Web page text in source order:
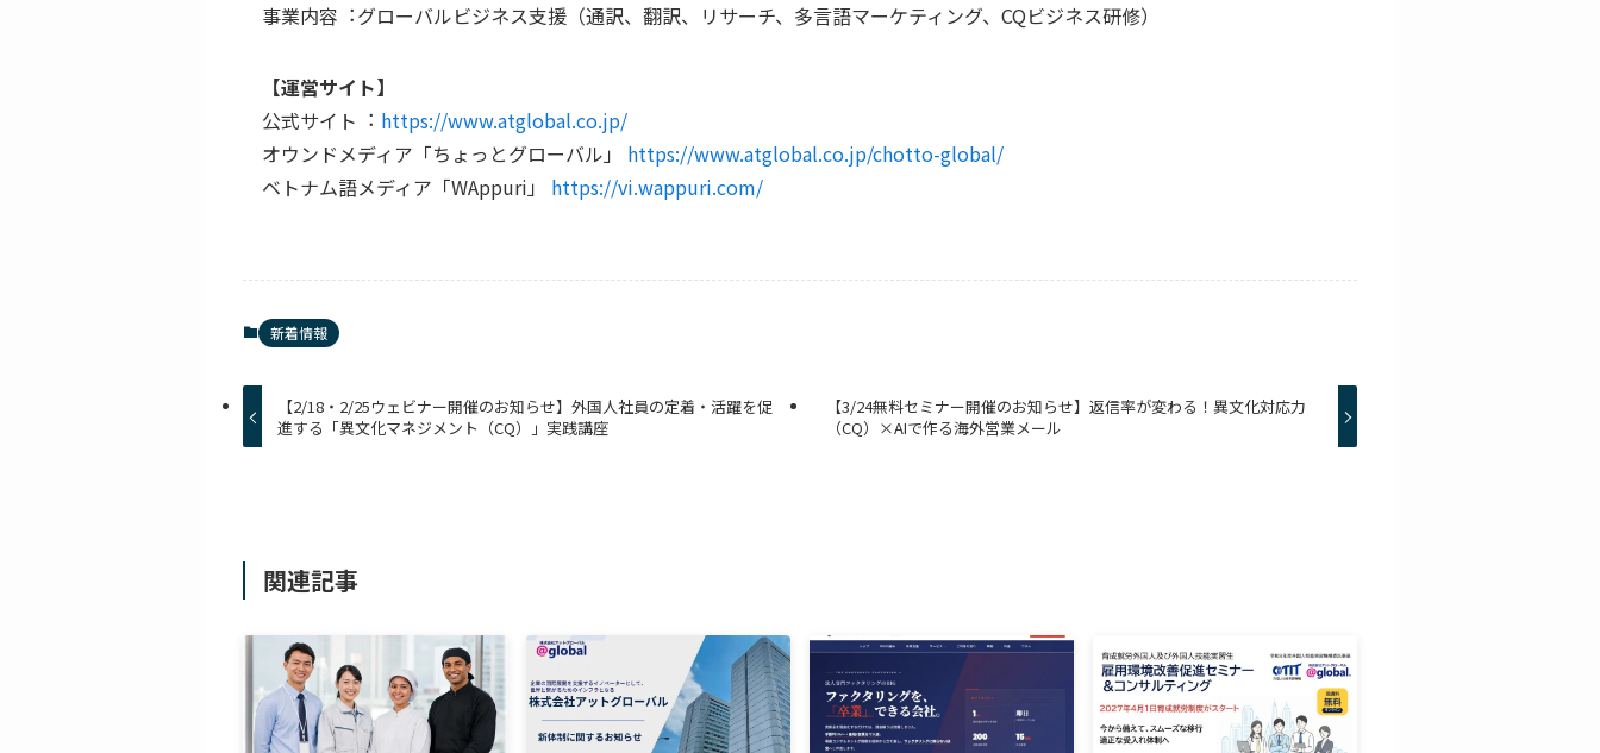
事業内容︓グローバルビジネス⽀援（通訳、翻訳、リサーチ、多言語マーケティング、CQビジネス研修）
【運営サイト】
公式サイト︓ https://www.atglobal.co.jp/
オウンドメディア「ちょっとグローバル」
https://www.atglobal.co.jp/chotto-global/
ベトナム語メディア「WAppuri」 https://vi.wappuri.com/
新着情報
【2/18・2/25ウェビナー開催のお知らせ】外国人社員の定着・活躍を促
進する「異文化マネジメント（CQ）」実践講座
【3/24無料セミナー開催のお知らせ】返信率が変わる！異文化対応力
（CQ）×AIで作る海外営業メール
関連記事